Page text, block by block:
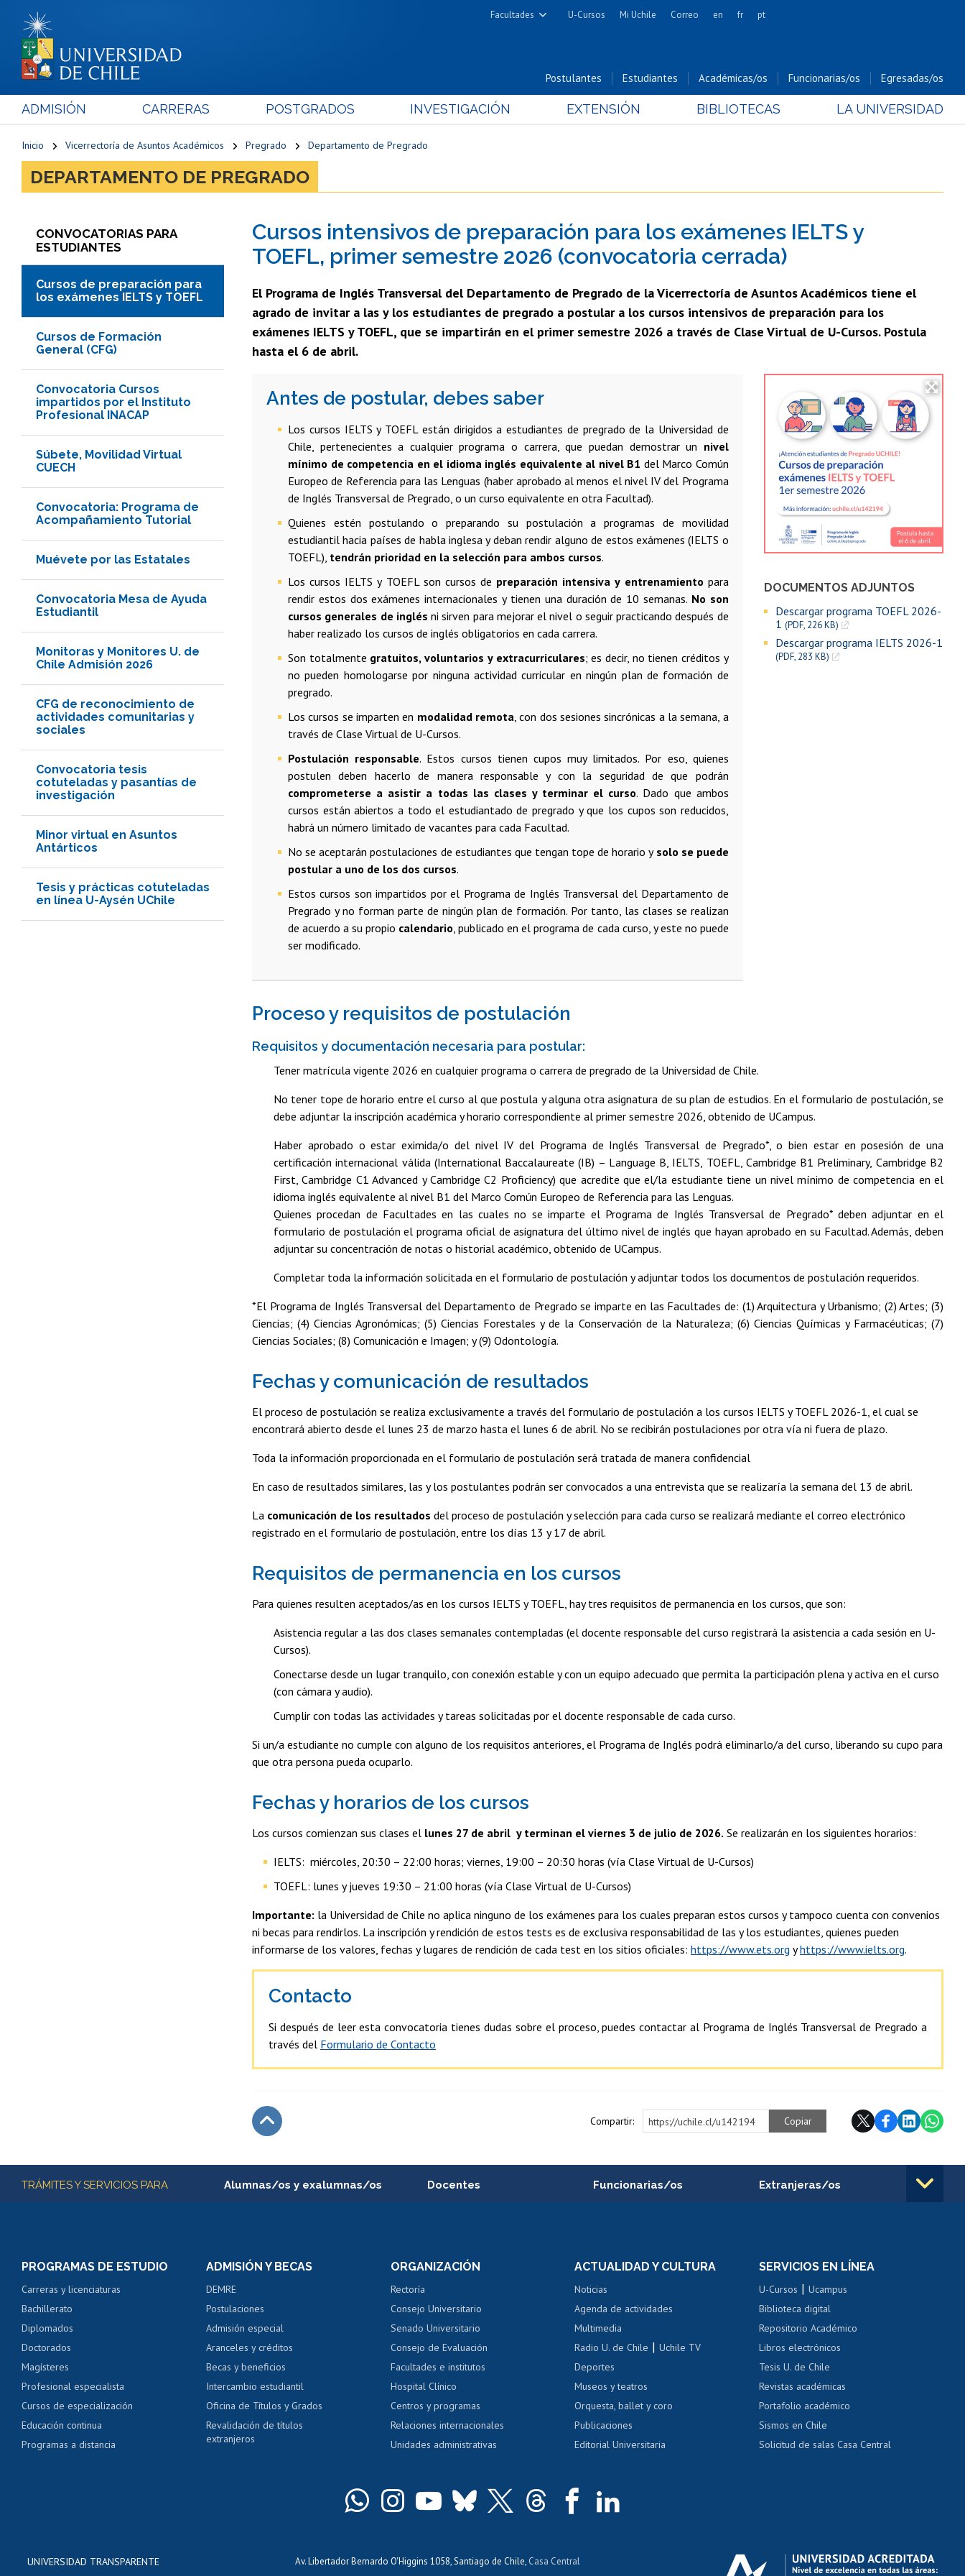
Facultades
Cs. Físicas y Matemáticas
Cs. Forestales y Conservación
Cs. Químicas y Farmacéuticas
Cs. Sociales
Estudios Avanzados en Educación
Estudios Internacionales
Nutrición y Tecnología de
U-Cursos Mi Uchile Correo en fr pt
Postulantes Estudiantes Académicas/os Funcionarias/os Egresadas/os
ADMISIÓN CARRERAS POSTGRADOS INVESTIGACIÓN EXTENSIÓN BIBLIOTECAS LA UNIVERSIDAD
Inicio Vicerrectoría de Asuntos Académicos Pregrado Departamento de Pregrado
DEPARTAMENTO DE PREGRADO
CONVOCATORIAS PARA
ESTUDIANTES
Cursos de preparación para
los exámenes IELTS y TOEFL
Cursos de Formación
General (CFG)
Convocatoria Cursos
impartidos por el Instituto
Profesional INACAP
Súbete, Movilidad Virtual
CUECH
Convocatoria: Programa de
Acompañamiento Tutorial
Muévete por las Estatales
Convocatoria Mesa de Ayuda
Estudiantil
Monitoras y Monitores U. de
Chile Admisión 2026
CFG de reconocimiento de
actividades comunitarias y
sociales
Convocatoria tesis
cotuteladas y pasantías de
investigación
Minor virtual en Asuntos
Antárticos
Tesis y prácticas cotuteladas
en línea U-Aysén UChile
Cursos intensivos de preparación para los exámenes IELTS y
TOEFL, primer semestre 2026 (convocatoria cerrada)
El Programa de Inglés Transversal del Departamento de Pregrado de la Vicerrectoría de Asuntos Académicos tiene el
agrado de invitar a las y los estudiantes de pregrado a postular a los cursos intensivos de preparación para los
exámenes IELTS y TOEFL, que se impartirán en el primer semestre 2026 a través de Clase Virtual de U-Cursos. Postula
hasta el 6 de abril.
DOCUMENTOS ADJUNTOS
Descargar programa TOEFL 2026-
1 (PDF, 226 KB)
Descargar programa IELTS 2026-1
(PDF, 283 KB)
Antes de postular, debes saber
Los cursos IELTS y TOEFL están dirigidos a estudiantes de pregrado de la Universidad de
Chile, pertenecientes a cualquier programa o carrera, que puedan demostrar un nivel
mínimo de competencia en el idioma inglés equivalente al nivel B1 del Marco Común
Europeo de Referencia para las Lenguas (haber aprobado al menos el nivel IV del Programa
de Inglés Transversal de Pregrado, o un curso equivalente en otra Facultad).
Quienes estén postulando o preparando su postulación a programas de movilidad
estudiantil hacia países de habla inglesa y deban rendir alguno de estos exámenes (IELTS o
TOEFL), tendrán prioridad en la selección para ambos cursos.
Los cursos IELTS y TOEFL son cursos de preparación intensiva y entrenamiento para
rendir estos dos exámenes internacionales y tienen una duración de 10 semanas. No son
cursos generales de inglésni sirven para mejorar el nivel o seguir practicando después de
haber realizado los cursos de inglés obligatorios en cada carrera.
Son totalmente gratuitos, voluntarios y extracurriculares; es decir, no tienen créditos y
no pueden homologarse por ninguna actividad curricular en ningún plan de formación de
pregrado.
Los cursos se imparten en modalidad remota , con dos sesiones sincrónicas a la semana, a
través de Clase Virtual de U-Cursos.
Postulación responsable. Estos cursos tienen cupos muy limitados. Por eso, quienes
postulen deben hacerlo de manera responsable y con la seguridad de que podrán
comprometerse a asistir a todas las clases y terminar el curso. Dado que ambos
cursos están abiertos a todo el estudiantado de pregrado y que los cupos son reducidos,
habrá un número limitado de vacantes para cada Facultad.
No se aceptarán postulaciones de estudiantes que tengan tope de horario y solo se puede
postular a uno de los dos cursos.
Estos cursos son impartidos por el Programa de Inglés Transversal del Departamento de
Pregrado y no forman parte de ningún plan de formación. Por tanto, las clases se realizan
de acuerdo a su propio calendario , publicado en el programa de cada curso, y este no puede
ser modificado.
Proceso y requisitos de postulación
Requisitos y documentación necesaria para postular:
Tener matrícula vigente 2026 en cualquier programa o carrera de pregrado de la Universidad de Chile.
No tener tope de horario entre el curso al que postula y alguna otra asignatura de su plan de estudios. En el formulario de postulación, se
debe adjuntar la inscripción académica y horario correspondiente al primer semestre 2026, obtenido de UCampus.
Haber aprobado o estar eximida/o del nivel IV del Programa de Inglés Transversal de Pregrado*, o bien estar en posesión de una
certificación internacional válida (International Baccalaureate (IB) – Language B, IELTS, TOEFL, Cambridge B1 Preliminary, Cambridge B2
First, Cambridge C1 Advanced y Cambridge C2 Proficiency) que acredite que el/la estudiante tiene un nivel mínimo de competencia en el
idioma inglés equivalente al nivel B1 del Marco Común Europeo de Referencia para las Lenguas.
Quienes procedan de Facultades en las cuales no se imparte el Programa de Inglés Transversal de Pregrado* deben adjuntar en el
formulario de postulación el programa oficial de asignatura del último nivel de inglés que hayan aprobado en su Facultad. Además, deben
adjuntar su concentración de notas o historial académico, obtenido de UCampus.
Completar toda la información solicitada en el formulario de postulación y adjuntar todos los documentos de postulación requeridos.
*El Programa de Inglés Transversal del Departamento de Pregrado se imparte en las Facultades de: (1) Arquitectura y Urbanismo; (2) Artes; (3)
Ciencias; (4) Ciencias Agronómicas; (5) Ciencias Forestales y de la Conservación de la Naturaleza; (6) Ciencias Químicas y Farmacéuticas; (7)
Ciencias Sociales; (8) Comunicación e Imagen; y (9) Odontología.
Fechas y comunicación de resultados
El proceso de postulación se realiza exclusivamente a través del formulario de postulación a los cursos IELTS y TOEFL 2026-1, el cual se
encontrará abierto desde el lunes 23 de marzo hasta el lunes 6 de abril. No se recibirán postulaciones por otra vía ni fuera de plazo.
Toda la información proporcionada en el formulario de postulación será tratada de manera confidencial
En caso de resultados similares, las y los postulantes podrán ser convocados a una entrevista que se realizaría la semana del 13 de abril.
La comunicación de los resultados del proceso de postulación y selección para cada curso se realizará mediante el correo electrónico
registrado en el formulario de postulación, entre los días 13 y 17 de abril.
Requisitos de permanencia en los cursos
Para quienes resulten aceptados/as en los cursos IELTS y TOEFL, hay tres requisitos de permanencia en los cursos, que son:
Asistencia regular a las dos clases semanales contempladas (el docente responsable del curso registrará la asistencia a cada sesión en U-
Cursos).
Conectarse desde un lugar tranquilo, con conexión estable y con un equipo adecuado que permita la participación plena y activa en el curso
(con cámara y audio).
Cumplir con todas las actividades y tareas solicitadas por el docente responsable de cada curso.
Si un/a estudiante no cumple con alguno de los requisitos anteriores, el Programa de Inglés podrá eliminarlo/a del curso, liberando su cupo para
que otra persona pueda ocuparlo.
Fechas y horarios de los cursos
Los cursos comienzan sus clases el lunes 27 de abril y terminan el viernes 3 de julio de 2026. Se realizarán en los siguientes horarios:
IELTS: miércoles, 20:30 – 22:00 horas; viernes, 19:00 – 20:30 horas (vía Clase Virtual de U-Cursos) ​​
TOEFL: lunes y jueves 19:30 – 21:00 horas (vía Clase Virtual de U-Cursos)
Importante: la Universidad de Chile no aplica ninguno de los exámenes para los cuales preparan estos cursos y tampoco cuenta con convenios
ni becas para rendirlos. La inscripción y rendición de estos tests es de exclusiva responsabilidad de las y los estudiantes, quienes pueden
informarse de los valores, fechas y lugares de rendición de cada test en los sitios oficiales: https://www.ets.org yhttps://www.ielts.org.
Contacto
Si después de leer esta convocatoria tienes dudas sobre el proceso, puedes contactar al Programa de Inglés Transversal de Pregrado a
través del Formulario de Contacto
Compartir: https://uchile.cl/u142194 Copiar
Más información
TRÁMITES Y SERVICIOS PARA Alumnas/os y exalumnas/os
Consulta y certificado de notas
Servicio médico y dental
Pago de arancel y crédito alumnos
Pago de arancel y crédito exalumnos
Certificado de títulos y grados
Docentes
Perfeccionamiento
Evaluación docente
Calificación académica
Postulación al AUCAI
Funcionarias/os
Portal de movilidad interna
Certificado de renta
Certificado de renta
Gestión de correo uchile
Extranjeras/os
Movilidad Estudiantil
Cursos de español
Acoso laboral, sexual y violencia
PROGRAMAS DE ESTUDIO
Carreras y licenciaturas
Bachillerato
Diplomados
Doctorados
Magísteres
Profesional especialista
Cursos de especialización
Educación continua
Programas a distancia
ADMISIÓN Y BECAS
DEMRE
Postulaciones
Admisión especial
Aranceles y créditos
Becas y beneficios
Intercambio estudiantil
Oficina de Títulos y Grados
Revalidación de títulos
extranjeros
ORGANIZACIÓN
Rectoría
Consejo Universitario
Senado Universitario
Consejo de Evaluación
Facultades e institutos
Hospital Clínico
Centros y programas
Relaciones internacionales
Unidades administrativas
ACTUALIDAD Y CULTURA
Noticias
Agenda de actividades
Multimedia
Radio U. de Chile |Uchile TV
Deportes
Museos y teatros
Orquesta, ballet y coro
Publicaciones
Editorial Universitaria
SERVICIOS EN LÍNEA
U-Cursos |Ucampus
Biblioteca digital
Repositorio Académico
Libros electrónicos
Tesis U. de Chile
Revistas académicas
Portafolio académico
Sismos en Chile
Solicitud de salas Casa Central
UNIVERSIDAD TRANSPARENTE
Av. Libertador Bernardo O'Higgins 1058, Santiago de Chile, Casa Central